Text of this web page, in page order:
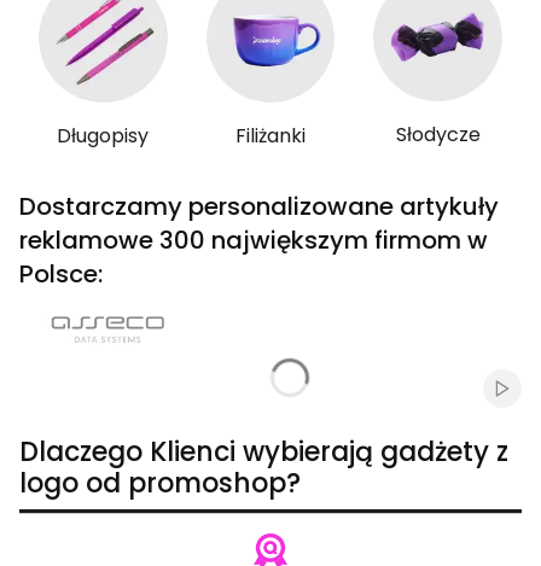
Długopisy Filiżanki Słodycze
Dostarczamy personalizowane artykuły
reklamowe 300 największym firmom w
Polsce:
Dlaczego Klienci wybierają gadżety z
logo od promoshop?